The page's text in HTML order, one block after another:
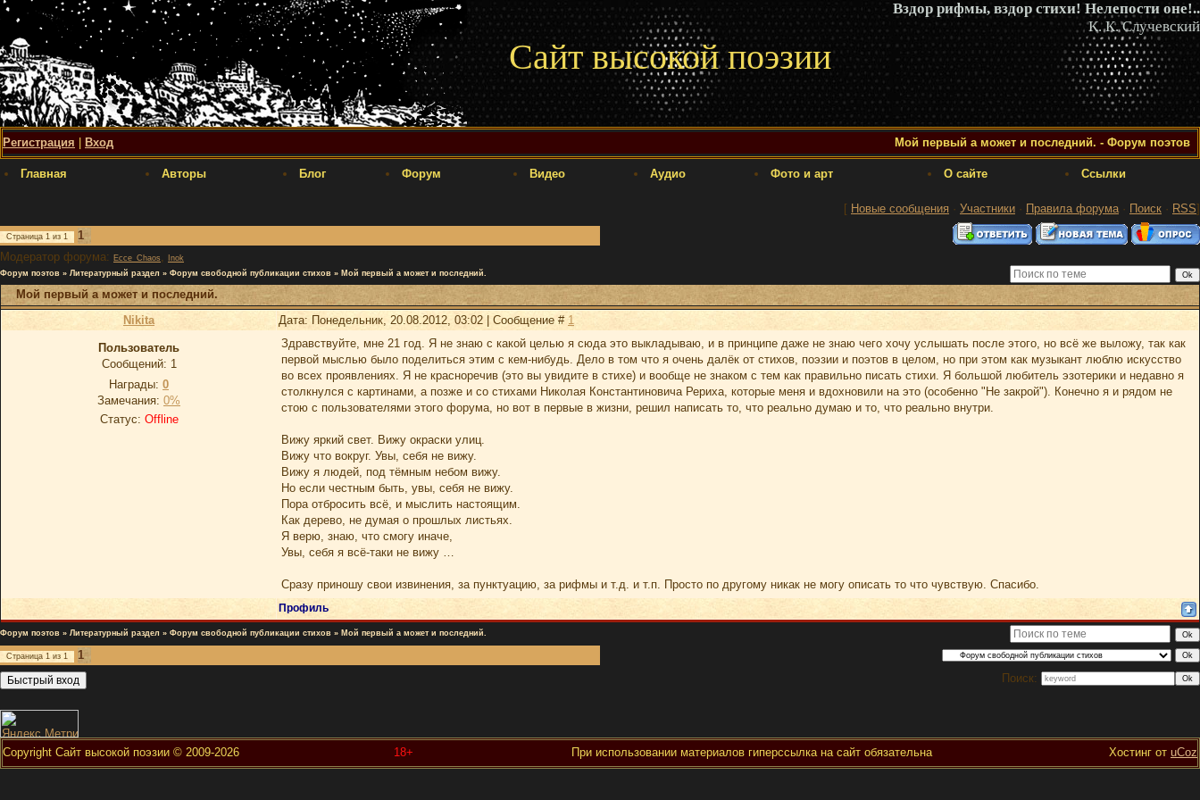
Вздор рифмы, вздор стихи! Нелепости оне!..
К. К. Случевский
Сайт высокой поэзии
Регистрация Вход Мой первый а может и последний. - Форум поэтов
Главная Авторы Блог Форум Видео Аудио Фото и арт О сайте Ссылки
[ Новые сообщения · Участники · Правила форума· Поиск · RSS]
Страница 1 из 1
1
Модератор форума: Ecce_Chaos ,
Inok
Форум поэтов » Литературный раздел » Форум свободной публикации стихов » Мой первый а может и последний.
Мой первый а может и последний.
Nikita
Дата: Понедельник, 20.08.2012, 03:02 | Сообщение # 1
Пользователь
Сообщений: 1
Награды: 0
Замечания: 0%
Статус: Offline
Здравствуйте, мне 21 год. Я не знаю с какой целью я сюда это выкладываю, и в принципе даже не знаю чего хочу услышать после этого, но всё же выложу, так как
первой мыслью было поделиться этим с кем-нибудь. Дело в том что я очень далёк от стихов, поэзии и поэтов в целом, но при этом как музыкант люблю искусство
во всех проявлениях. Я не красноречив (это вы увидите в стихе) и вообще не знаком с тем как правильно писать стихи. Я большой любитель эзотерики и недавно я
столкнулся с картинами, а позже и со стихами Николая Константиновича Рериха, которые меня и вдохновили на это (особенно "Не закрой"). Конечно я и рядом не
стою с пользователями этого форума, но вот в первые в жизни, решил написать то, что реально думаю и то, что реально внутри.
Вижу яркий свет. Вижу окраски улиц.
Вижу что вокруг. Увы, себя не вижу.
Вижу я людей, под тёмным небом вижу.
Но если честным быть, увы, себя не вижу.
Пора отбросить всё, и мыслить настоящим.
Как дерево, не думая о прошлых листьях.
Я верю, знаю, что смогу иначе,
Увы, себя я всё-таки не вижу …
Сразу приношу свои извинения, за пунктуацию, за рифмы и т.д. и т.п. Просто по другому никак не могу описать то что чувствую. Спасибо.
Профиль
Форум поэтов » Литературный раздел » Форум свободной публикации стихов » Мой первый а может и последний.
Страница 1 из 1
1
Поиск:
Copyright Сайт высокой поэзии © 2009-2026 18+ При использовании материалов гиперссылка на сайт обязательна Хостинг от uCoz